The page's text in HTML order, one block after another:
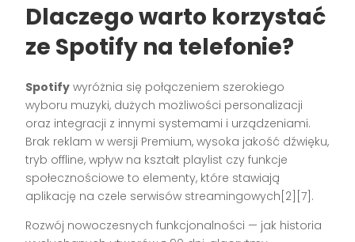
Dlaczego warto korzystać
ze Spotify na telefonie?
Spotify wyróżnia się połączeniem szerokiego
wyboru muzyki, dużych możliwości personalizacji
oraz integracji z innymi systemami i urządzeniami.
Brak reklam w wersji Premium, wysoka jakość dźwięku,
tryb offline, wpływ na kształt playlist czy funkcje
społecznościowe to elementy, które stawiają
aplikację na czele serwisów streamingowych[2][7].
Rozwój nowoczesnych funkcjonalności — jak historia